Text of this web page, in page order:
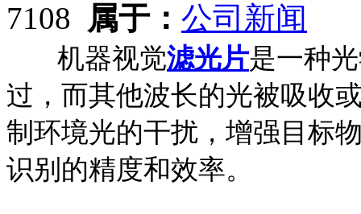
7108 属于： 公司新闻
机器视觉滤光片是一种
过，而其他波长的光被吸收
制环境光的干扰，增强目标
识别的精度和效率。